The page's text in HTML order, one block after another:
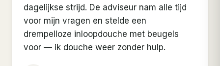
dagelijkse strijd. De adviseur nam alle tijd
voor mijn vragen en stelde een
drempelloze inloopdouche met beugels
voor — ik douche weer zonder hulp.